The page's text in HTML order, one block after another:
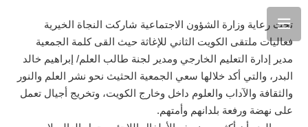
تحت رعاية وزارة الشؤون الاجتماعية شاركت النجاة الخيرية
فعاليات ملتقى الكويت الثاني للإغاثة حيث القى كلمة الجمعية
مدير إدارة التعليم الخارجي ومدير لجنة طالب العلم/ إبراهيم خالد
البدر، والتي أكد خلالها سعي الجمعية الحثيث نحو نشر العلم والنور
والثقافة والآداب والعلوم داخل وخارج الكويت، وتخريج أجيال تعمل
على نهضة ورفعة بلدانهم وأمتهم.